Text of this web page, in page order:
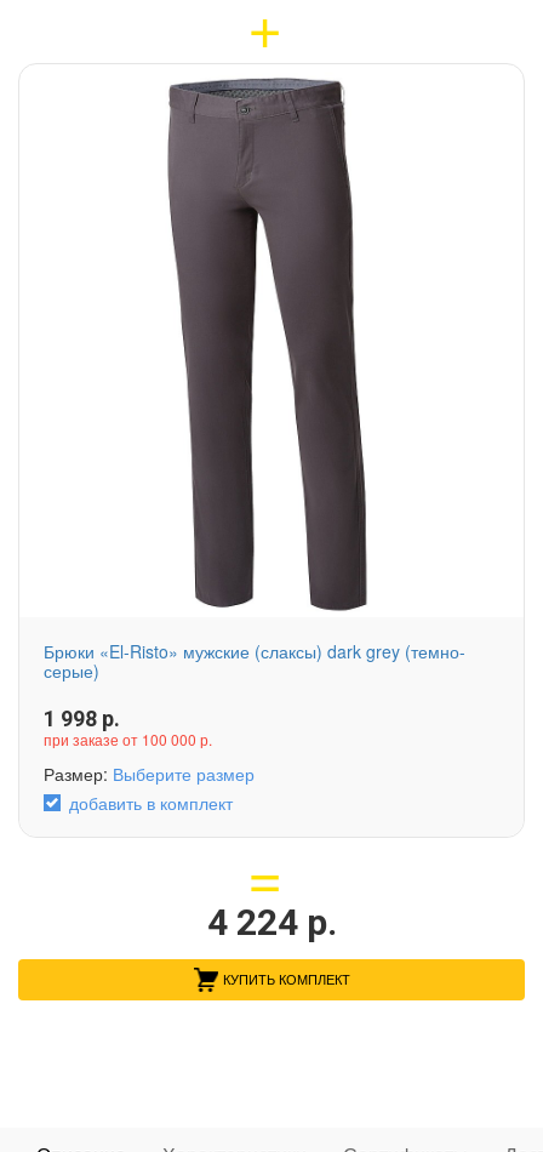
Брюки «El-Risto» мужские (слаксы) dark grey (темно-
серые)
1 998 р.
при заказе от 100 000 р.
Размер: Выберите размер
добавить в комплект
4 224р.
КУПИТЬ КОМПЛЕКТ